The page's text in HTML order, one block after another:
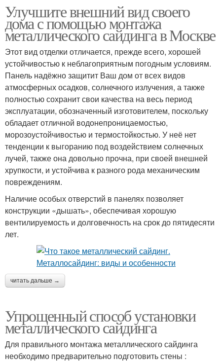
Улучшите внешний вид своего
дома с помощью монтажа
металлического сайдинга в Москве
Этот вид отделки отличается, прежде всего, хорошей
устойчивостью к неблагоприятным погодным условиям.
Панель надёжно защитит Ваш дом от всех видов
атмосферных осадков, солнечного излучения, а также
полностью сохранит свои качества на весь период
эксплуатации, обозначенный изготовителем, поскольку
обладает отличной водонепроницаемостью,
морозоустойчивостью и термостойкостью. У неё нет
тенденции к выгоранию под воздействием солнечных
лучей, также она довольно прочна, при своей внешней
хрупкости, и устойчива к разного рода механическим
повреждениям.
Наличие особых отверстий в панелях позволяет
конструкции «дышать», обеспечивая хорошую
вентилируемость и долговечность на срок до пятидесяти
лет.
читать дальше →
Упрощенный способ установки
металлического сайдинга
Для правильного монтажа металлического сайдинга
необходимо предварительно подготовить стены :